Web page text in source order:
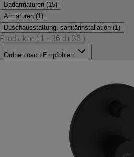
Badarmaturen (15)
Armaturen (1 )
Duschausstattung, sanitärinstallation (1 )
Produkte ( 1 - 36 di 36 )
Ordnen nach: Empfohlen